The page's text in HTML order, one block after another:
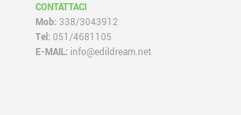
CONTATTACI
Mob: 338/3043912
Tel: 051/4681105
E-MAIL: info@edildream.net